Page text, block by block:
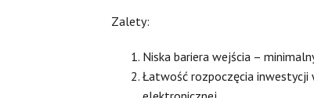
Zalety:
Niska bariera wejścia –
Łatwość rozpoczęcia